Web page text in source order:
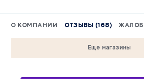
О КОМПАНИИ ОТЗЫВЫ (168)
Еще магазины